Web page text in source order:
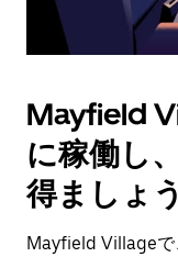
す。
ン
で
カ
レ
ン
ー
Mayfield
に稼働し
得ましょう
Mayfield Villageで